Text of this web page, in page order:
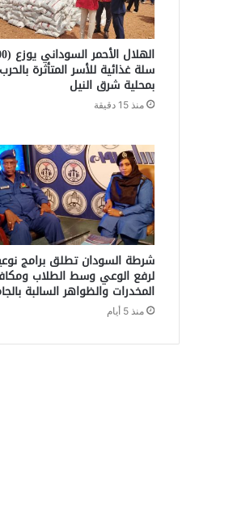
سلة غذائية للأسر المتأثرة بالحرب
بمحلية شرق النيل
منذ 15 دقيقة
شرطة السودان تطلق برامج
لرفع الوعي وسط الطلاب
المخدرات والظواهر السالبة
منذ 5 أيام